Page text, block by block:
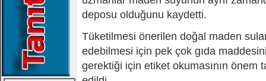
deposu olduğunu kaydetti.
Tüketilmesi önerilen doğal maden
edebilmesi için pek çok gıda
gerektiği için etiket okumasının önem